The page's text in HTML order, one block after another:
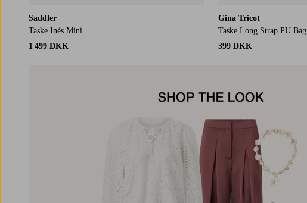
Saddler
Taske Inés Mini
1 499 DKK
Gina Tricot
Taske Long Strap PU Bag
399 DKK